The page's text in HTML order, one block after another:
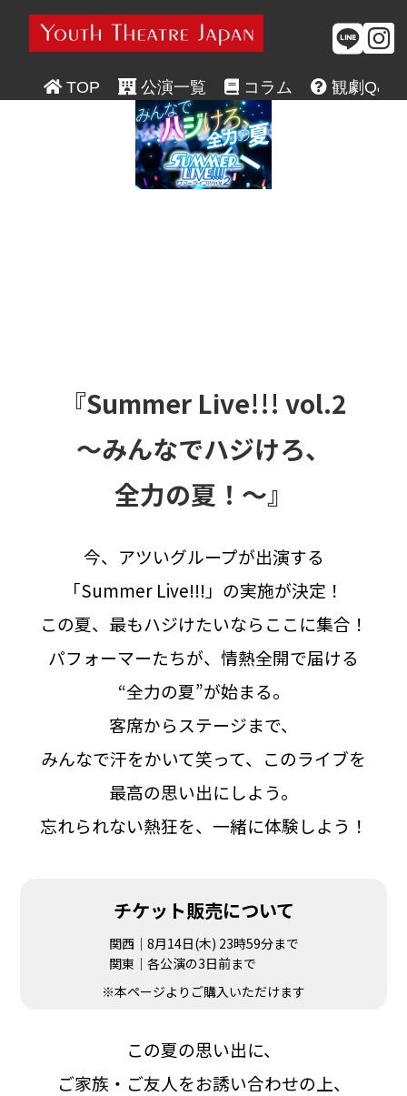
TOP  公演一覧  コラム  観劇Q&A

『Summer Live!!! vol.2
～みんなでハジけろ、
全力の夏！～』
今、アツいグループが出演する
「Summer Live!!!」の実施が決定！
この夏、 最もハジけたいなら ここに集合！
パフォーマーたちが、 情熱全開で届ける
“全力の夏”が始まる。
客席からステージまで、
みんなで汗をかいて笑って、 このライブを
最高の思い出にしよう。
忘れられない熱狂を、 一緒に体験しよう！
チケット販売について
関西｜8月14日(木) 23時59分まで‍
関東｜各公演の3日前まで
※本ページより ご購入いただけます
この夏の思い出に、
ご家族・ご友人をお誘い合わせの上、